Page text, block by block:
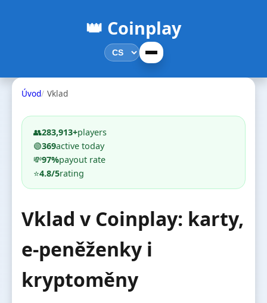
👑 Coinplay
Úvod Vklad
👥283,913+players
🟢369active today
💸97%payout rate
⭐4.8/5rating
Vklad v Coinplay: karty,
e-peněženky i
kryptoměny